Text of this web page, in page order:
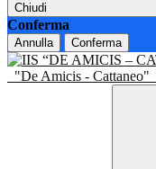
Chiudi
Conferma
Annulla Conferma
"De Amicis - Cattaneo"